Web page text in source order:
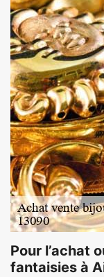
Pour l’achat
fantaisies à